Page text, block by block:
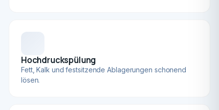
Hochdruckspülung
Fett, Kalk und festsitzende Ablagerungen schonend
lösen.